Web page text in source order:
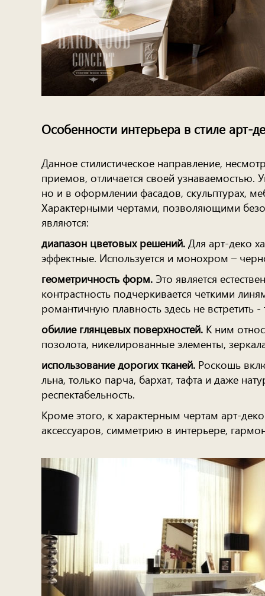
Особенности интерьера в стиле арт-
Данное стилистическое направление,
приемов, отличается своей узнаваемостью.
но и в оформлении фасадов, скульптурах,
Характерными чертами, позволяющими
являются:
диапазон цветовых решений. Для арт-деко
эффектные. Используется и монохром –
геометричность форм. Это является
контрастность подчеркивается четкими
романтичную плавность здесь не встретить
обилие глянцевых поверхностей. К ним
позолота, никелированные элементы,
использование дорогих тканей. Роскошь
льна, только парча, бархат, тафта и даже
респектабельность.
Кроме этого, к характерным чертам арт-
аксессуаров, симметрию в интерьере,